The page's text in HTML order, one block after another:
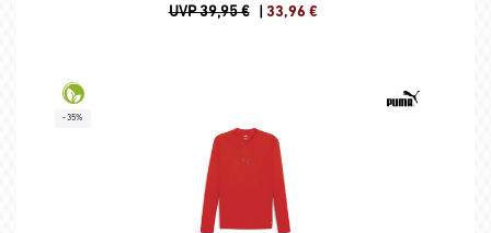
UVP 39,95 € | 33,96 €
-35%